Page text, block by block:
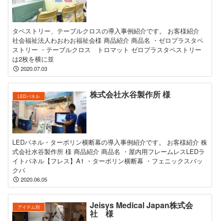
タペストリー、テーブルクロスの導入事例紹介です。 お客様紹介
社会福祉法人わおわお福祉会様 商品紹介 商品名 ・ゼロプラスタペ
ストリー ・テーブルクロス トロマット ゼロプラスタペストリー
は2枚を横に並
2020.07.03
LEDパネル 株式会社水谷製作所 様
LEDパネル・ターポリン横断幕の導入事例紹介です。 お客様紹介 株
式会社水谷製作所 様 商品紹介 商品名 ・屋内用フレームレスLEDラ
イトパネル【フレス】A1 ・ターポリン横断幕 ・フェニックスバッ
クパ
2020.06.05
アイテム別 Jeisys Medical Japan株式会
社 様